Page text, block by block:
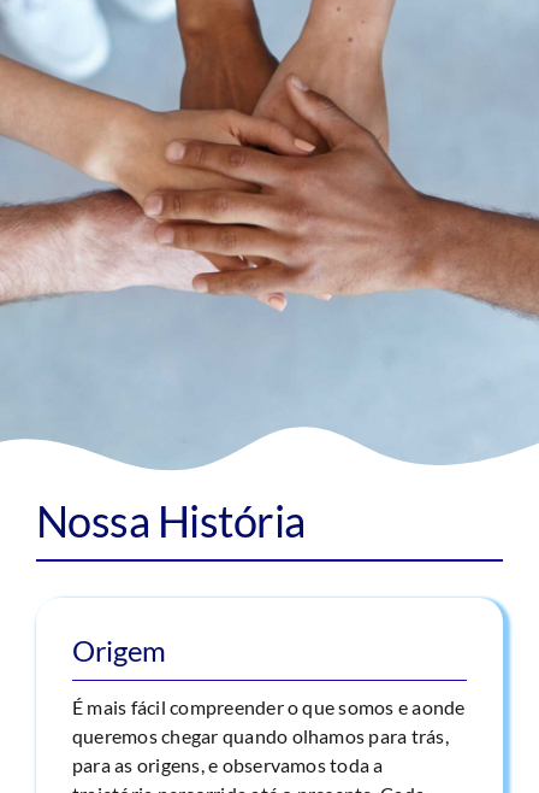
Nossa História
Origem
É mais fácil compreender o que somos e aonde
queremos chegar quando olhamos para trás,
para as origens, e observamos toda a